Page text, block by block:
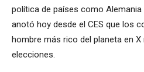
política de países como Alemania
anotó hoy desde el CES que los
hombre más rico del planeta en
elecciones.